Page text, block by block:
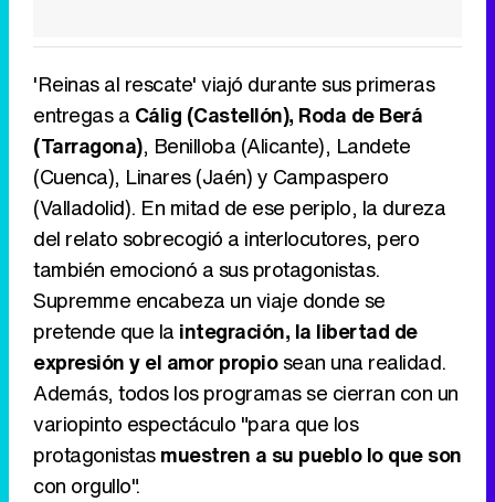
'Reinas al rescate' viajó durante sus primeras
entregas a Cálig (Castellón), Roda de Berá
(Tarragona), Benilloba (Alicante), Landete
(Cuenca), Linares (Jaén) y Campaspero
(Valladolid). En mitad de ese periplo, la dureza
del relato sobrecogió a interlocutores, pero
también emocionó a sus protagonistas.
Supremme encabeza un viaje donde se
pretende que la integración, la libertad de
expresión y el amor propiosean una realidad.
Además, todos los programas se cierran con un
variopinto espectáculo "para que los
protagonistasmuestren a su pueblo lo que son
con orgullo".